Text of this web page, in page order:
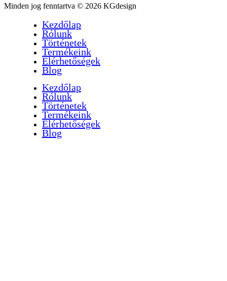
Minden jog fenntartva © 2026 KGdesign
Kezdőlap
Rólunk
Történetek
Termékeink
Elérhetőségek
Blog
Kezdőlap
Rólunk
Történetek
Termékeink
Elérhetőségek
Blog